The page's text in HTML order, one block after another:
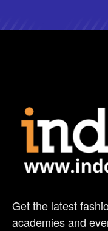
Get the latest
academies and